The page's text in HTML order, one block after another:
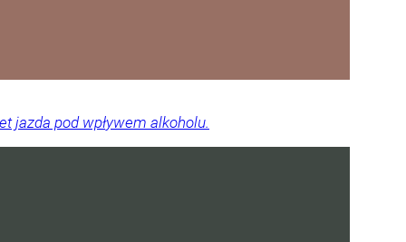
jazda pod wpływem alkoholu.